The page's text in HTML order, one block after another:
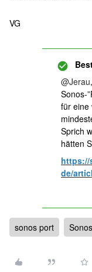
VG
@Jerau
Sonos-
für eine
Sprich
hätten
https://
de/
sonos port